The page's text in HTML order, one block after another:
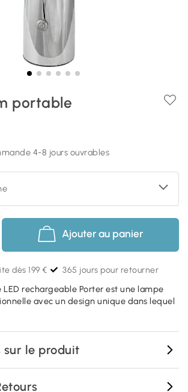
portable
4-8 jours ouvrables
Ajouter au panier
dès 199 € 365 jours pour retourner
rechargeable Porter est une lampe
avec un design unique dans lequel
le produit